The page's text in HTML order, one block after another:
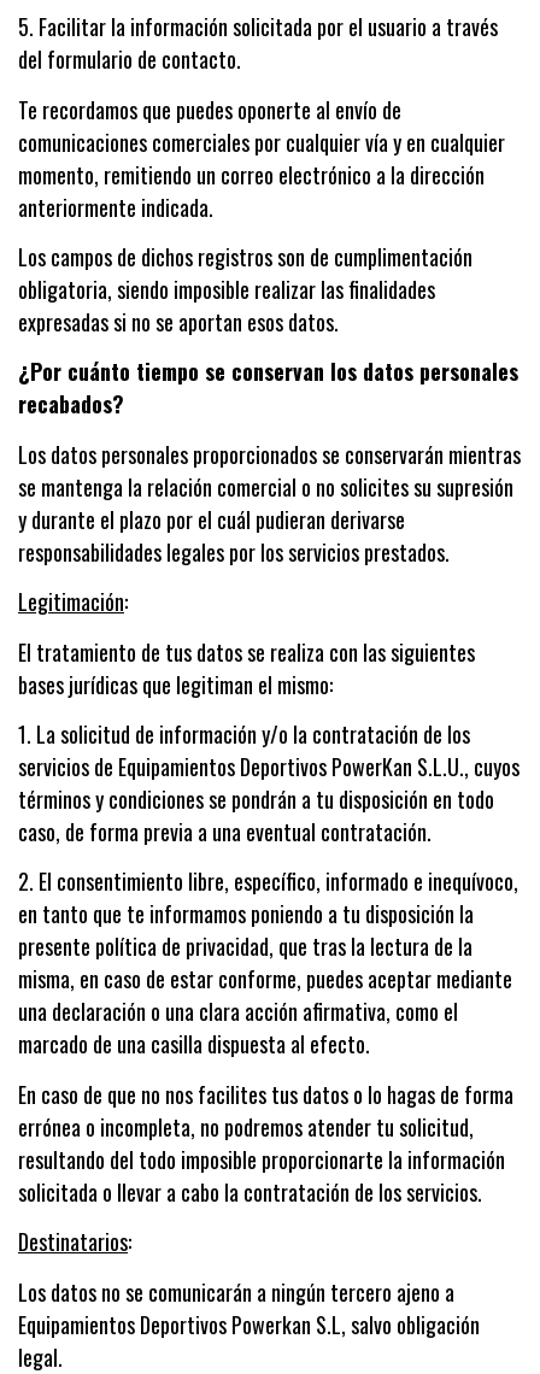
5. Facilitar la información solicitada por el usuario a través
del formulario de contacto.
Te recordamos que puedes oponerte al envío de
comunicaciones comerciales por cualquier vía y en cualquier
momento, remitiendo un correo electrónico a la dirección
anteriormente indicada.
Los campos de dichos registros son de cumplimentación
obligatoria, siendo imposible realizar las finalidades
expresadas si no se aportan esos datos.
¿Por cuánto tiempo se conservan los datos personales
recabados?
Los datos personales proporcionados se conservarán mientras
se mantenga la relación comercial o no solicites su supresión
y durante el plazo por el cuál pudieran derivarse
responsabilidades legales por los servicios prestados.
Legitimación:
El tratamiento de tus datos se realiza con las siguientes
bases jurídicas que legitiman el mismo:
1. La solicitud de información y/o la contratación de los
servicios de Equipamientos Deportivos PowerKan S.L.U., cuyos
términos y condiciones se pondrán a tu disposición en todo
caso, de forma previa a una eventual contratación.
2. El consentimiento libre, específico, informado e inequívoco,
en tanto que te informamos poniendo a tu disposición la
presente política de privacidad, que tras la lectura de la
misma, en caso de estar conforme, puedes aceptar mediante
una declaración o una clara acción afirmativa, como el
marcado de una casilla dispuesta al efecto.
En caso de que no nos facilites tus datos o lo hagas de forma
errónea o incompleta, no podremos atender tu solicitud,
resultando del todo imposible proporcionarte la información
solicitada o llevar a cabo la contratación de los servicios.
Destinatarios:
Los datos no se comunicarán a ningún tercero ajeno a
Equipamientos Deportivos Powerkan S.L, salvo obligación
legal.